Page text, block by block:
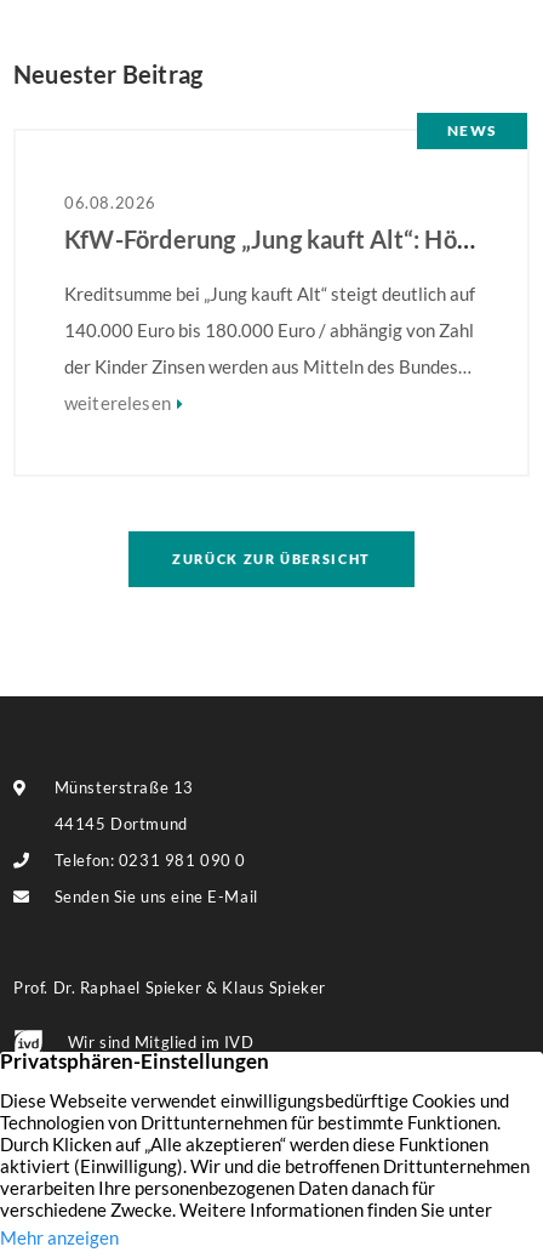
Neuester Beitrag
NEWS
06.08.2026
KfW-Förderung „Jung kauft Alt“: Höhere Kredite ab August 2026
Kreditsumme bei „Jung kauft Alt“ steigt deutlich auf
140.000 Euro bis 180.000 Euro / abhängig von Zahl
der Kinder Zinsen werden aus Mitteln des Bundes
verbilligt: Heutiger Zins bei 0,53 Prozent effektiv
Sanierung in Einzelmaßnahmen […]
weiterelesen
ZURÜCK ZUR ÜBERSICHT
Münsterstraße 13
44145 Dortmund
Telefon: 0231 981 090 0
Senden Sie uns eine E-Mail
Prof. Dr. Raphael Spieker & Klaus Spieker
Wir sind Mitglied im IVD
Folgen Sie uns auf Facebook
Immobilien Wertermittlung
Aktuelles
Leistungen